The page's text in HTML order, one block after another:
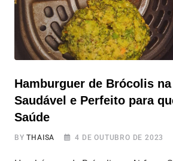
Hamburguer de Brócolis
Saudável e Perfeito para
Saúde
BYTHAISA 4 DE OUTUBRO DE 2023